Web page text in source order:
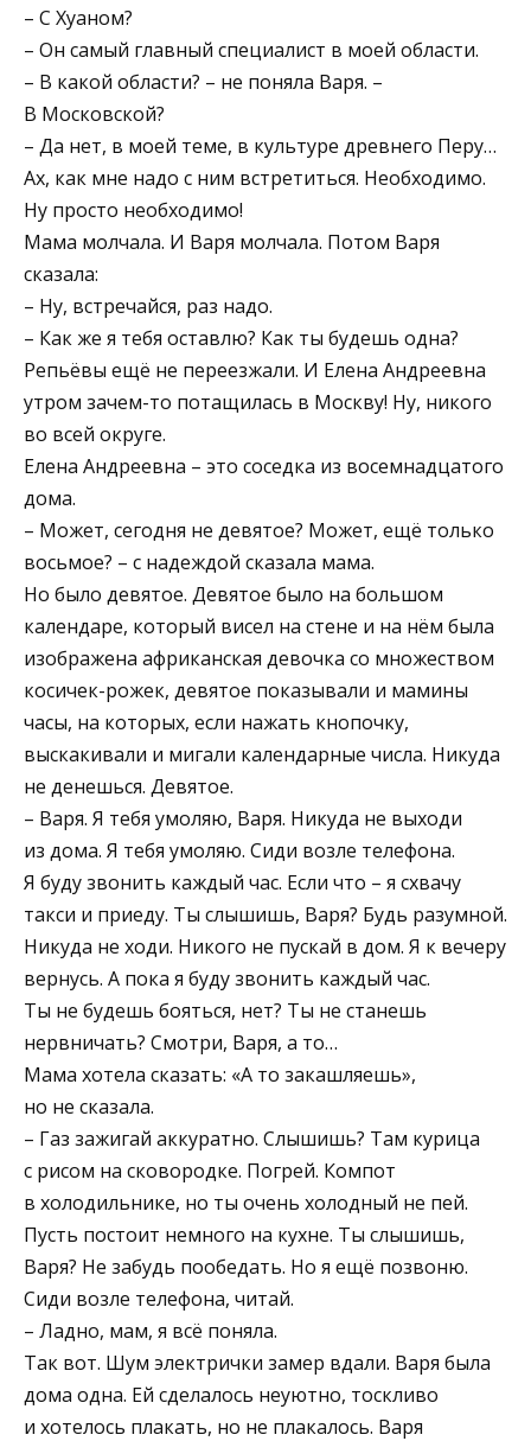
– С Хуаном?
– Он самый главный специалист в моей области.
– В какой области? – не поняла Варя. –
В Московской?
– Да нет, в моей теме, в культуре древнего Перу…
Ах, как мне надо с ним встретиться. Необходимо.
Ну просто необходимо!
Мама молчала. И Варя молчала. Потом Варя
сказала:
– Ну, встречайся, раз надо.
– Как же я тебя оставлю? Как ты будешь одна?
Репьёвы ещё не переезжали. И Елена Андреевна
утром зачем-то потащилась в Москву! Ну, никого
во всей округе.
Елена Андреевна – это соседка из восемнадцатого
дома.
– Может, сегодня не девятое? Может, ещё только
восьмое? – с надеждой сказала мама.
Но было девятое. Девятое было на большом
календаре, который висел на стене и на нём была
изображена африканская девочка со множеством
косичек-рожек, девятое показывали и мамины
часы, на которых, если нажать кнопочку,
выскакивали и мигали календарные числа. Никуда
не денешься. Девятое.
– Варя. Я тебя умоляю, Варя. Никуда не выходи
из дома. Я тебя умоляю. Сиди возле телефона.
Я буду звонить каждый час. Если что – я схвачу
такси и приеду. Ты слышишь, Варя? Будь разумной.
Никуда не ходи. Никого не пускай в дом. Я к вечеру
вернусь. А пока я буду звонить каждый час.
Ты не будешь бояться, нет? Ты не станешь
нервничать? Смотри, Варя, а то…
Мама хотела сказать: «А то закашляешь»,
но не сказала.
– Газ зажигай аккуратно. Слышишь? Там курица
с рисом на сковородке. Погрей. Компот
в холодильнике, но ты очень холодный не пей.
Пусть постоит немного на кухне. Ты слышишь,
Варя? Не забудь пообедать. Но я ещё позвоню.
Сиди возле телефона, читай.
– Ладно, мам, я всё поняла.
Так вот. Шум электрички замер вдали. Варя была
дома одна. Ей сделалось неуютно, тоскливо
и хотелось плакать, но не плакалось. Варя